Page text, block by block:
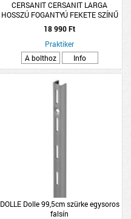
CERSANIT CERSANIT LARGA
HOSSZÚ FOGANTYÚ FEKETE SZÍNŰ
2DARAB/CSOMAG
18 990 Ft
Praktiker
A bolthoz
Info
DOLLE Dolle 99,5cm szürke egysoros
falsín